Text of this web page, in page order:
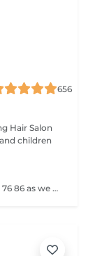
656
Hair Salon
children
Dear clents! Please call for this service tel: 26 18 76 86 as we need to book a trial styling before the big day. Wash-blowout- pins-curls/straightincluded A test run is a must, at least a week before! (Included)